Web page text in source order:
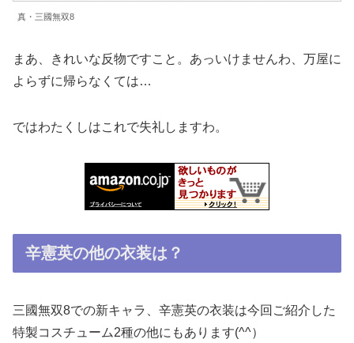
真・三國無双8
まあ、きれいな反物ですこと。あっいけませんわ、万屋に
よらずに帰らなくては…
ではわたくしはこれで失礼しますわ。
辛憲英の他の衣装は？
三國無双8での新キャラ、辛憲英の衣装は今回ご紹介した
特製コスチューム2種の他にもあります(^^）